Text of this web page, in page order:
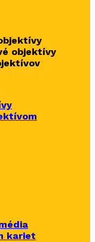
objektívy
kariet